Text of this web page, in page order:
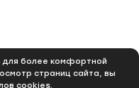
более комфортной
страниц сайта, вы
cookies.